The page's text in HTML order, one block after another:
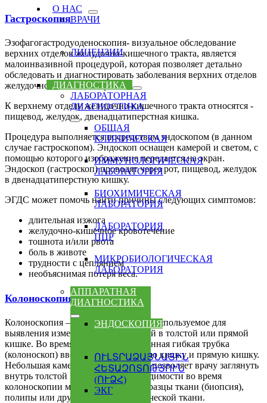
О НАС
ВРАЧИ
ЛИЦЕНЗИИ
ДИАГНОСТИКА
ЛАБОРАТОРНАЯ
ДИАГНОСТИКА
ОБЩАЯ
КЛИНИЧЕСКАЯ
ИММУНОЛОГИЧЕСКАЯ
ЛАБОРАТОРИЯ
БИОХИМИЧЕСКАЯ
ЛАБОРАТОРИЯ
ЛАБОРАТОРИЯ
ПЦР
МИКРОБИОЛОГИЧЕСКАЯ
ЛАБОРАТОРИЯ
АППАРАТНАЯ
ДИАГНОСТИКА
ЭНДОСКОПИЯ
ՈՒԼՏՐԱՁԱՅՆԱՅԻՆ
ՀԵՏԱԶՈՏՈԹՅՈՒՆ
(ՈՒՁՀ)
ЭКГ
Гастроскопия
Эзофагогастродуоденоскопия- визуальное обследование
верхних отделов желудочно-кишечного тракта, является
малоинвазивной процедурой, которая позволяет детально
обследовать и диагностировать заболевания верхних отделов
желудочно-кишечного тракта.
К верхнему отделу желудочно-кишечного тракта относятся -
пищевод, желудок, двенадцатиперстная кишка.
Процедура выполняется посредством эндоскопом (в данном
случае гастроскопом). Эндоскоп оснащен камерой и светом, с
помощью которого изображение передается на экран.
Эндоскоп (гастроскоп) проводят через рот, пищевод, желудок
в двенадцатиперстную кишку.
ЭГДС может помочь найти причины следующих симптомов:
длительная изжога
желудочно-кишечное кровотечение
тошнота и/или рвота
боль в животе
трудности с цеплянием
необъяснимая потеря веса.
Колоноскопия
Колоноскопия — это обследование, используемое для
выявления изменений или аномалий в толстой или прямой
кишке. Во время колоноскопии длинная гибкая трубка
(колоноскоп) вводится через толстую кишку и прямую кишку.
Небольшая камера на конце трубки позволяет врачу заглянуть
внутрь толстой кишки. При необходимости во время
колоноскопии могут быть взяты образцы ткани (биопсия),
полипы или другие виды патологической ткани.